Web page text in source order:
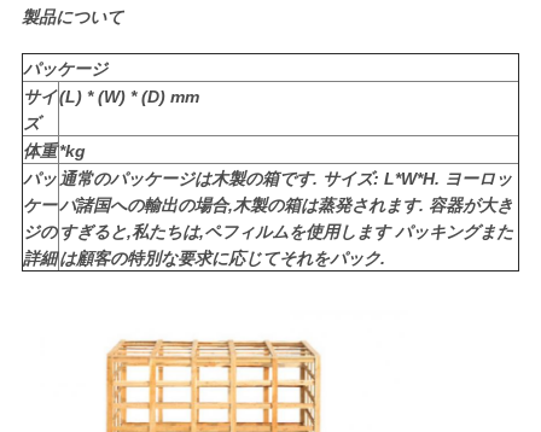
ラ
イ
バ
シ
ー
規
製品について
パッケージ
サイ
ズ
(L) * (W) * (D) mm
体重*kg
パッ
ケー
ジの
詳細
通常のパッケージは木製の箱です. サイズ: L*W*H. ヨーロッ
パ諸国への輸出の場合,木製の箱は蒸発されます. 容器が大き
すぎると,私たちは,ペフィルムを使用します パッキングまた
は顧客の特別な要求に応じてそれをパック.